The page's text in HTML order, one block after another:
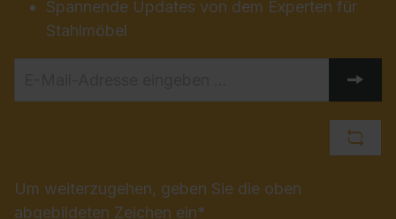
Spannende Updates von dem Experten für
Stahlmöbel
Um weiterzugehen, geben Sie die oben
abgebildeten Zeichen ein*